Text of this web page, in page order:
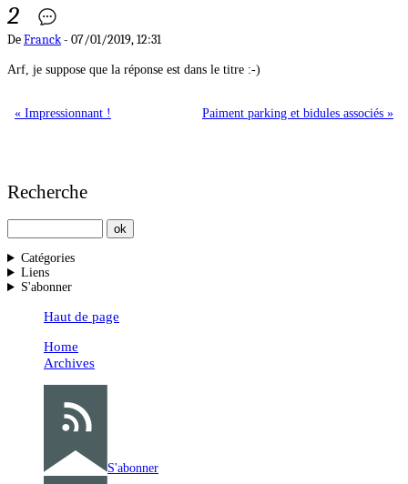
2
DeFranck- 07/01/2019, 12:31
Arf, je suppose que la réponse est dans le titre :-)
« Impressionnant ! Paiment parking et bidules associés »
Recherche
Catégories
Liens
S'abonner
Haut de page
Home
Archives
S'abonner